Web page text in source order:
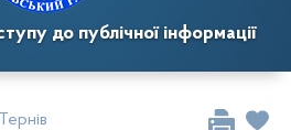
до публічної інформації
районної у місті ради